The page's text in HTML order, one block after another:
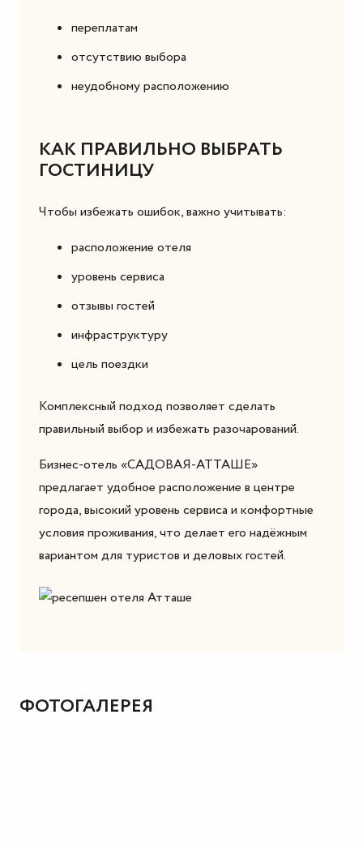
переплатам
отсутствию выбора
неудобному расположению
КАК ПРАВИЛЬНО ВЫБРАТЬ
ГОСТИНИЦУ
Чтобы избежать ошибок, важно учитывать:
расположение отеля
уровень сервиса
отзывы гостей
инфраструктуру
цель поездки
Комплексный подход позволяет сделать
правильный выбор и избежать разочарований.
Бизнес-отель «САДОВАЯ-АТТАШЕ»
предлагает удобное расположение в центре
города, высокий уровень сервиса и комфортные
условия проживания, что делает его надёжным
вариантом для туристов и деловых гостей.
ФОТОГАЛЕРЕЯ